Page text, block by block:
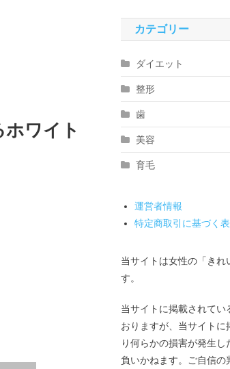
ホワイト
カテゴリー
ダイエット
整形
歯
美容
育毛
運営者情報
特定商取引に基づく
当サイトは女性の「き
す。
当サイトに掲載されてい
おりますが、当サイトに
り何らかの損害が発生
負いかねます。ご自信の